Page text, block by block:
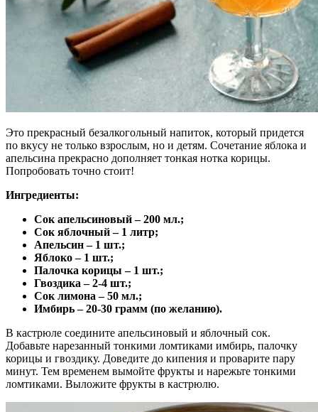
Это прекрасный безалкогольный напиток, который придется
по вкусу не только взрослым, но и детям. Сочетание яблока и
апельсина прекрасно дополняет тонкая нотка корицы.
Попробовать точно стоит!
Ингредиенты:
Сок апельсиновый – 200 мл.;
Сок яблочный – 1 литр;
Апельсин – 1 шт.;
Яблоко – 1 шт.;
Палочка корицы – 1 шт.;
Гвоздика – 2-4 шт.;
Сок лимона – 50 мл.;
Имбирь – 20-30 грамм (по желанию).
В кастрюле соедините апельсиновый и яблочный сок.
Добавьте нарезанный тонкими ломтиками имбирь, палочку
корицы и гвоздику. Доведите до кипения и проварите пару
минут. Тем временем вымойте фрукты и нарежьте тонкими
ломтиками. Выложите фрукты в кастрюлю.